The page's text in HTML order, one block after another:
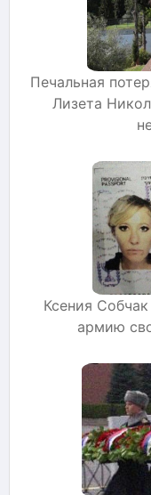
Печальная
Лизета
Ксения
армию